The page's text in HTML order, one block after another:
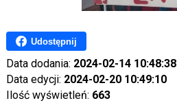
Udostępnij
Data dodania: 2024-02-14 10:48:38
Data edycji: 2024-02-20 10:49:10
Ilość wyświetleń: 663